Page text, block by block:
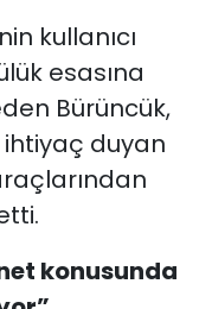
kullanıcı
esasına
Bürüncük,
duyan
konusunda